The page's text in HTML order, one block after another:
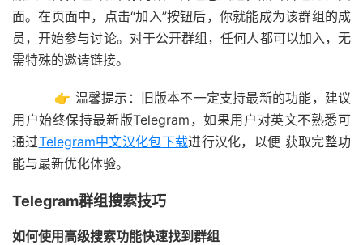
面。在页面中，点击“加入”按钮后，你就能成为该群组的成
员，开始参与讨论。对于公开群组，任何人都可以加入，无
需特殊的邀请链接。
👉 温馨提示：旧版本不一定支持最新的功能，建议
用户始终保持最新版Telegram，如果用户对英文不熟悉可
通过Telegram中文汉化包下载进行汉化，以便 获取完整功
能与最新优化体验。
Telegram群组搜索技巧
如何使用高级搜索功能快速找到群组